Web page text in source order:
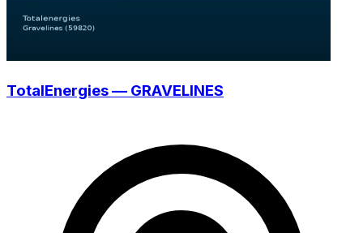
TotalEnergies — GRAVELINES